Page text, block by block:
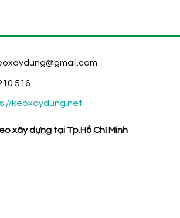
keoxaydung.net
xây dựng tại Tp.Hồ Chí Minh